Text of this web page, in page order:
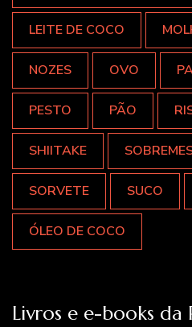
LEITE DE COCO
NOZES OVO
PESTO PÃO
SHIITAKE
SORVETE SUCO
ÓLEO DE COCO
Livros e e-books da